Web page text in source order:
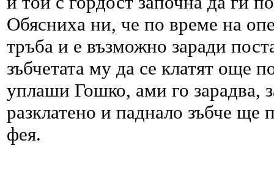
Обясниха ни, че по време на
тръба и е възможно заради
зъбчетата му да се клатят още
уплаши Гошко, ами го зарадва,
разклатено и паднало зъбче ще
фея.